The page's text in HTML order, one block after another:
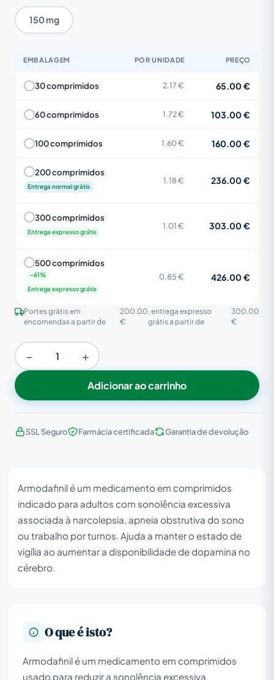
150 mg
EMBALAGEM POR UNIDADE PREÇO
30 comprimidos 2.17 € 65.00 €
60 comprimidos 1.72 € 103.00 €
100 comprimidos 1.60 € 160.00 €
200 comprimidos
Entrega normal grátis
1.18 € 236.00 €
300 comprimidos
Entrega expresso grátis
1.01 € 303.00 €
500 comprimidos
Entrega expresso grátis
0.85 € 426.00 €
Portes grátis em
encomendas a partir de
200.00
€
, entrega expresso
grátis a partir de
300.00
€
− +
Adicionar ao carrinho
SSL Seguro Farmácia certificada Garantia de devolução
Armodafinil é um medicamento em comprimidos
indicado para adultos com sonolência excessiva
associada à narcolepsia, apneia obstrutiva do sono
ou trabalho por turnos. Ajuda a manter o estado de
vigília ao aumentar a disponibilidade de dopamina no
cérebro.
O que é isto?
Armodafinil é um medicamento em comprimidos
usado para reduzir a sonolência excessiva